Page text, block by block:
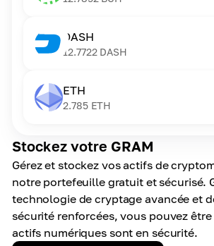
Stockez votre GRAM
Gérez et stockez vos actifs de
notre portefeuille gratuit et sécurisé.
technologie de cryptage avancée et
sécurité renforcées, vous pouvez
actifs numériques sont en sécurité.
DASH
12.7722 DASH
ETH
2.785 ETH